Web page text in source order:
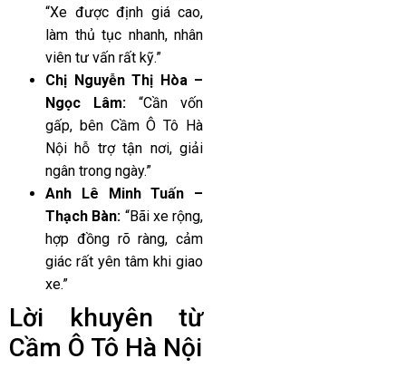
“Xe được định giá cao,
làm thủ tục nhanh, nhân
viên tư vấn rất kỹ.”
Chị Nguyễn Thị Hòa –
Ngọc Lâm: “Cần vốn
gấp, bên Cầm Ô Tô Hà
Nội hỗ trợ tận nơi, giải
ngân trong ngày.”
Anh Lê Minh Tuấn –
Thạch Bàn: “Bãi xe rộng,
hợp đồng rõ ràng, cảm
giác rất yên tâm khi giao
xe.”
Lời khuyên từ
Cầm Ô Tô Hà Nội